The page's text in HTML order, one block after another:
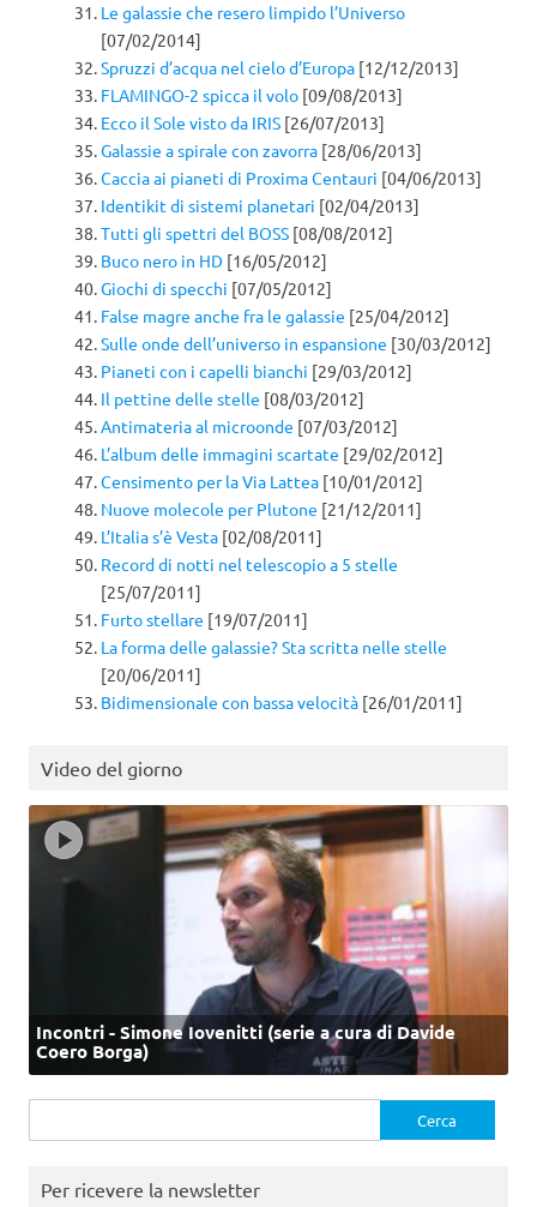
Le galassie che resero limpido l’Universo
[07/02/2014]
Spruzzi d’acqua nel cielo d’Europa [12/12/2013]
FLAMINGO-2 spicca il volo [09/08/2013]
Ecco il Sole visto da IRIS [26/07/2013]
Galassie a spirale con zavorra [28/06/2013]
Caccia ai pianeti di Proxima Centauri [04/06/2013]
Identikit di sistemi planetari [02/04/2013]
Tutti gli spettri del BOSS [08/08/2012]
Buco nero in HD [16/05/2012]
Giochi di specchi [07/05/2012]
False magre anche fra le galassie [25/04/2012]
Sulle onde dell’universo in espansione [30/03/2012]
Pianeti con i capelli bianchi [29/03/2012]
Il pettine delle stelle [08/03/2012]
Antimateria al microonde [07/03/2012]
L’album delle immagini scartate [29/02/2012]
Censimento per la Via Lattea [10/01/2012]
Nuove molecole per Plutone [21/12/2011]
L’Italia s’è Vesta [02/08/2011]
Record di notti nel telescopio a 5 stelle
[25/07/2011]
Furto stellare [19/07/2011]
La forma delle galassie? Sta scritta nelle stelle
[20/06/2011]
Bidimensionale con bassa velocità [26/01/2011]
Video del giorno
Incontri - Simone Iovenitti (serie a cura di Davide
Coero Borga)
per:
Per ricevere la newsletter